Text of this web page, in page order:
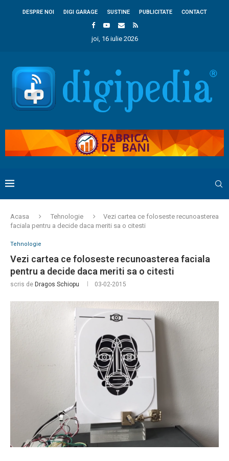
DESPRE NOI DIGI GARAGE SUSTINE PUBLICITATE CONTACT
joi, 16 iulie 2026
Acasa Tehnologie
Vezi cartea ce foloseste recunoasterea
faciala pentru a decide daca meriti sa o citesti
Tehnologie
Vezi cartea ce foloseste recunoasterea faciala
pentru a decide daca meriti sa o citesti
scris de Dragos Schiopu 03-02-2015